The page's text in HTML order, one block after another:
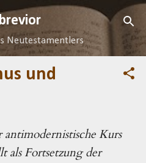
Neutestamentlers
und
antimodernistische Kurs
als Fortsetzung der